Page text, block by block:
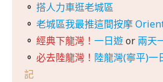
。 搭人力車逛老城區
。 老城區我最推這間按摩
。 經典下龍灣！ 一日遊or 兩天
。 必去陸龍灣！ 陸龍灣(寧平)一
記